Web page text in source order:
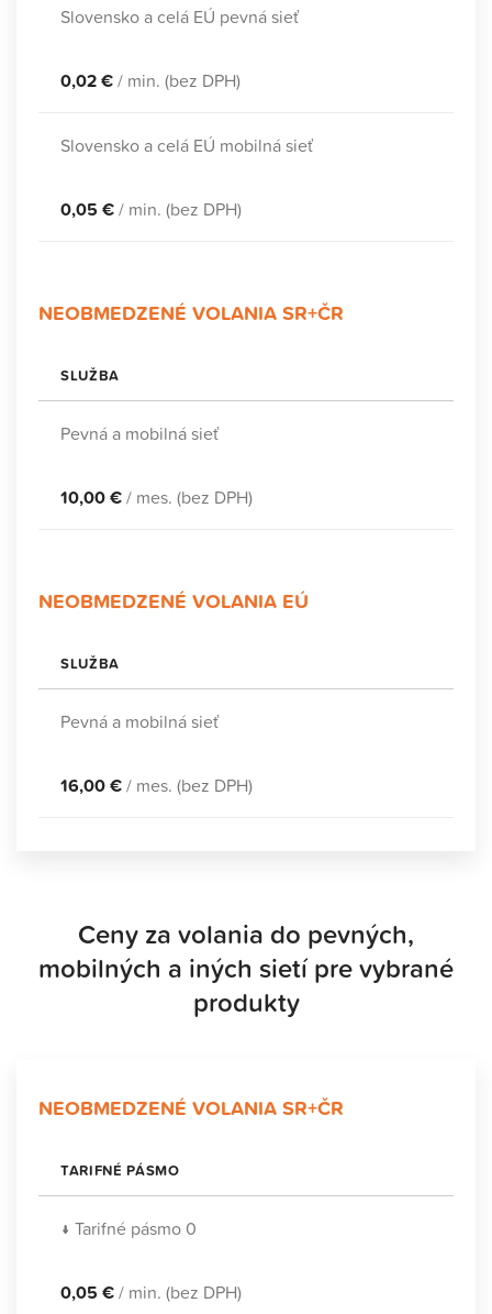
Slovensko a celá EÚ pevná sieť
0,02 €/ min. (bez DPH)
Slovensko a celá EÚ mobilná sieť
0,05 €/ min. (bez DPH)
NEOBMEDZENÉ VOLANIA SR+ČR
SLUŽBA
Pevná a mobilná sieť
10,00 €/ mes. (bez DPH)
NEOBMEDZENÉ VOLANIA EÚ
SLUŽBA
Pevná a mobilná sieť
16,00 €/ mes. (bez DPH)
Ceny za volania do pevných,
mobilných a iných sietí pre vybrané
produkty
NEOBMEDZENÉ VOLANIA SR+ČR
TARIFNÉ PÁSMO
↓ Tarifné pásmo 0
0,05 €/ min. (bez DPH)